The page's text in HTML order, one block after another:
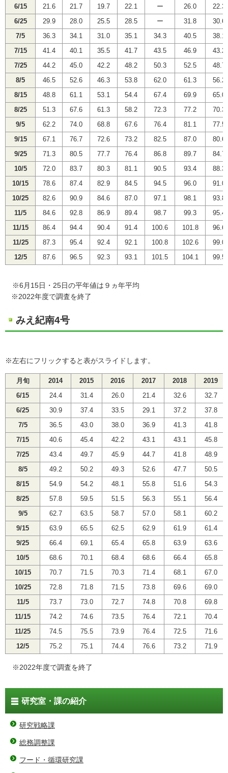
6/15 21.6 21.7 19.7 22.1 ー 26.0 22.3
6/25 29.9 28.0 25.5 28.5 ー 31.8 30.6
7/5 36.3 34.1 31.0 35.1 34.3 40.5 38.1
7/15 41.4 40.1 35.5 41.7 43.5 46.9 43.2
7/25 44.2 45.0 42.2 48.2 50.3 52.5 48.7
8/5 46.5 52.6 46.3 53.8 62.0 61.3 56.2
8/15 48.8 61.1 53.1 54.4 67.4 69.9 65.0
8/25 51.3 67.6 61.3 58.2 72.3 77.2 70.3
9/5 62.2 74.0 68.8 67.6 76.4 81.1 77.5
9/15 67.1 76.7 72.6 73.2 82.5 87.0 80.6
9/25 71.3 80.5 77.7 76.4 86.8 89.7 84.7
10/5 72.0 83.7 80.3 81.1 90.5 93.4 88.3
10/15 78.6 87.4 82.9 84.5 94.5 96.0 91.0
10/25 82.6 90.9 84.6 87.0 97.1 98.1 93.8
11/5 84.6 92.8 86.9 89.4 98.7 99.3 95.4
11/15 86.4 94.4 90.4 91.4 100.6 101.8 96.6
11/25 87.3 95.4 92.4 92.1 100.8 102.6 99.0
12/5 87.6 96.5 92.3 93.1 101.5 104.1 99.5
※6月15日・25日の平年値は９ヵ年平均
※2022年度で調査を終了
みえ紀南4号
※左右にフリックすると表がスライドします。
月旬 2014 2015 2016 2017 2018 2019
6/15 24.4 31.4 26.0 21.4 32.6 32.7
6/25 30.9 37.4 33.5 29.1 37.2 37.8
7/5 36.5 43.0 38.0 36.9 41.3 41.8
7/15 40.6 45.4 42.2 43.1 43.1 45.8
7/25 43.4 49.7 45.9 44.7 41.8 48.9
8/5 49.2 50.2 49.3 52.6 47.7 50.5
8/15 54.9 54.2 48.1 55.8 51.6 54.3
8/25 57.8 59.5 51.5 56.3 55.1 56.4
9/5 62.7 63.5 58.7 57.0 58.1 60.2
9/15 63.9 65.5 62.5 62.9 61.9 61.4
9/25 66.4 69.1 65.4 65.8 63.9 63.6
10/5 68.6 70.1 68.4 68.6 66.4 65.8
10/15 70.7 71.5 70.3 71.4 68.1 67.0
10/25 72.8 71.8 71.5 73.8 69.6 69.0
11/5 73.7 73.0 72.7 74.8 70.8 69.8
11/15 74.2 74.6 73.5 76.4 72.1 70.4
11/25 74.5 75.5 73.9 76.4 72.5 71.6
12/5 75.2 75.1 74.4 76.6 73.2 71.9
※2022年度で調査を終了
研究室・課の紹介
研究戦略課
総務調整課
フード・循環研究課